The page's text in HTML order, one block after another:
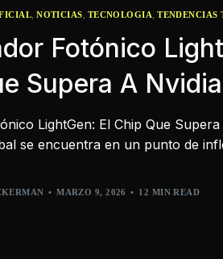
,NOTICIAS, TECNOLOGIA,TENDENCIAS
Fotónico
Supera A Nvidia
LightGen: El Chip Que
se encuentra en un punto de
MARZO 9, 2026 12 MIN READ